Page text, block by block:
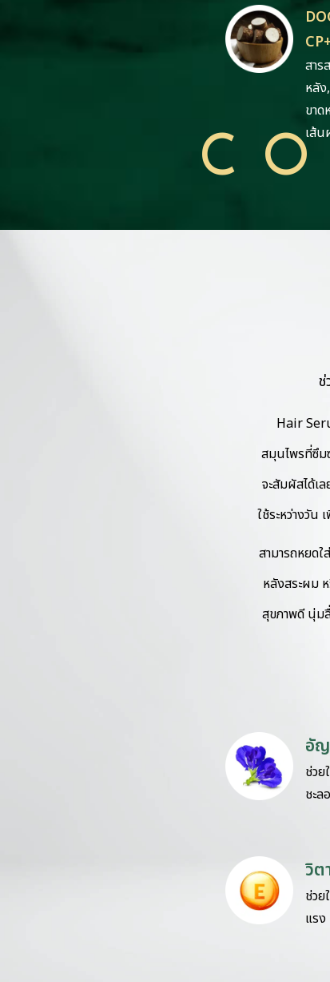
สาร
หลัง
ขาด
เส้
Hair
สมุนไพรที่ซึม
จะสัมผัสได้เ
ใช้ระหว่างวัน
สามารถหยด
หลังสระผม
สุขภาพดี นุ่ม
อั
ช่ว
ชะ
วิต
ช่ว
แรง